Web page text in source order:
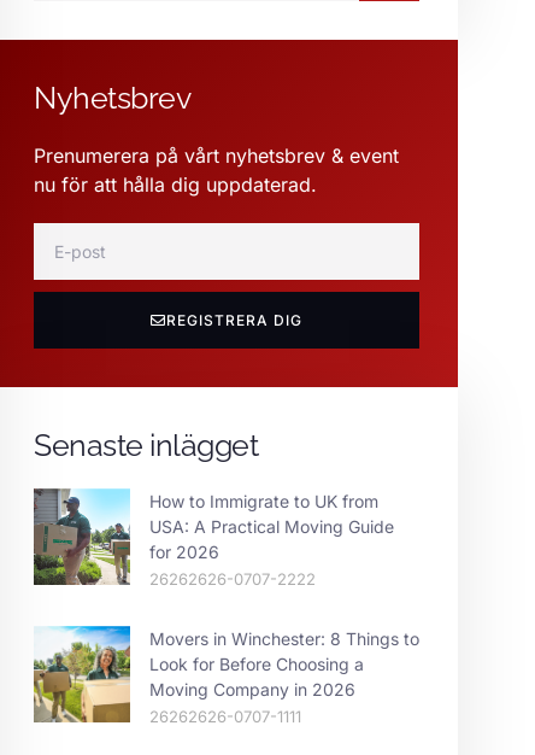
Nyhetsbrev
Prenumerera på vårt nyhetsbrev & event
nu för att hålla dig uppdaterad.
REGISTRERA DIG
Senaste inlägget
How to Immigrate to UK from
USA: A Practical Moving Guide
for 2026
26262626-0707-2222
Movers in Winchester: 8 Things to
Look for Before Choosing a
Moving Company in 2026
26262626-0707-1111